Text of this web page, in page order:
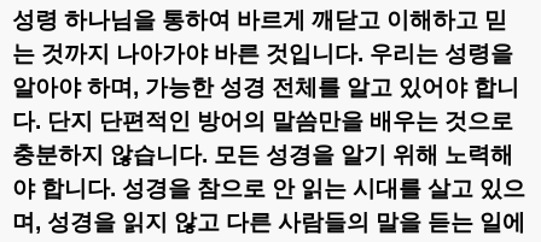
성령 하나님을 통하여 바르게 깨닫고 이해하고 믿
는 것까지 나아가야 바른 것입니다. 우리는 성령을
알아야 하며 , 가능한 성경 전체를 알고 있어야 합니
다. 단지 단편적인 방어의 말씀만을 배우는 것으로
충분하지 않습니다. 모든 성경을 알기 위해 노력해
야 합니다. 성경을 참으로 안 읽는 시대를 살고 있으
며 , 성경을 읽지 않고 다른 사람들의 말을 듣는 일에